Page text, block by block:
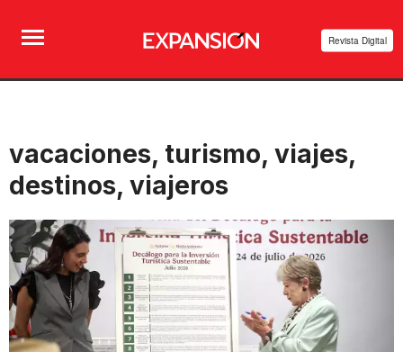
Revista Digital
vacaciones, turismo, viajes,
destinos, viajeros